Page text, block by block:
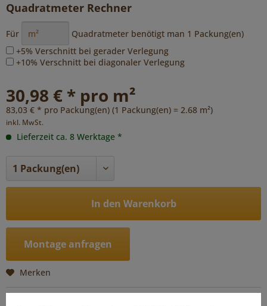
Quadratmeter Rechner
Für Quadratmeter benötigt man 1 Packung(en)
+5% Verschnitt bei gerader Verlegung
+10% Verschnitt bei diagonaler Verlegung
30,98 € * pro m²
83,03 € * pro Packung(en) (1 Packung(en) = 2.68 m²)
inkl. MwSt.
Lieferzeit ca. 8 Werktage *
In den Warenkorb
Montage anfragen
Merken